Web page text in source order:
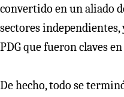
convertido en un aliado
sectores
PDG que fueron claves
De hecho, todo se